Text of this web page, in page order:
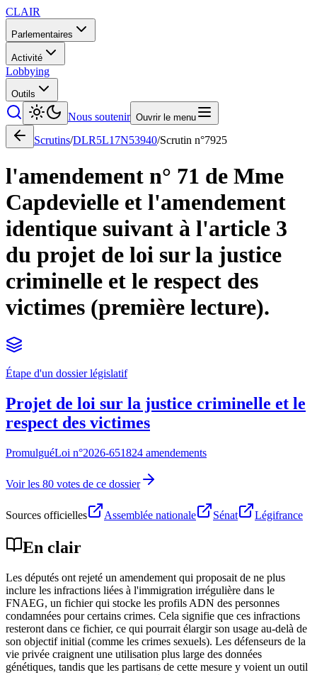
CLAIR
Parlementaires
Activité
Lobbying
Outils
Nous soutenir Ouvrir le menu
Scrutins/DLR5L17N53940/Scrutin n°7925
l'amendement n° 71 de Mme
Capdevielle et l'amendement
identique suivant à l'article 3
du projet de loi sur la justice
criminelle et le respect des
victimes (première lecture).
Étape d'un dossier législatif
Projet de loi sur la justice criminelle et le
respect des victimes
PromulguéLoi n°2026-651824 amendements
Voir les 80 votes de ce dossier
Sources officielles Assemblée nationale Sénat Légifrance
En clair
Les députés ont rejeté un amendement qui proposait de ne plus
inclure les infractions liées à l'immigration irrégulière dans le
FNAEG, un fichier qui stocke les profils ADN des personnes
condamnées pour certains crimes. Cela signifie que ces infractions
resteront dans ce fichier, ce qui pourrait élargir son usage au-delà de
son objectif initial (comme les crimes sexuels). Les défenseurs de la
vie privée craignent une utilisation plus large des données
génétiques, tandis que les partisans de cette mesure y voient un outil